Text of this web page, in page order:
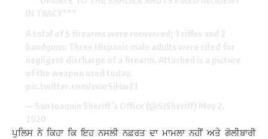
ਪੁਲਿਸ ਨੇ ਕਿਹਾ ਕਿ ਇਹ ਨਸਲੀ ਨਫ਼ਰਤ ਦਾ ਮਾਮਲਾ ਨਹੀਂ ਅਤੇ ਗੋਲੀਬਾਰੀ